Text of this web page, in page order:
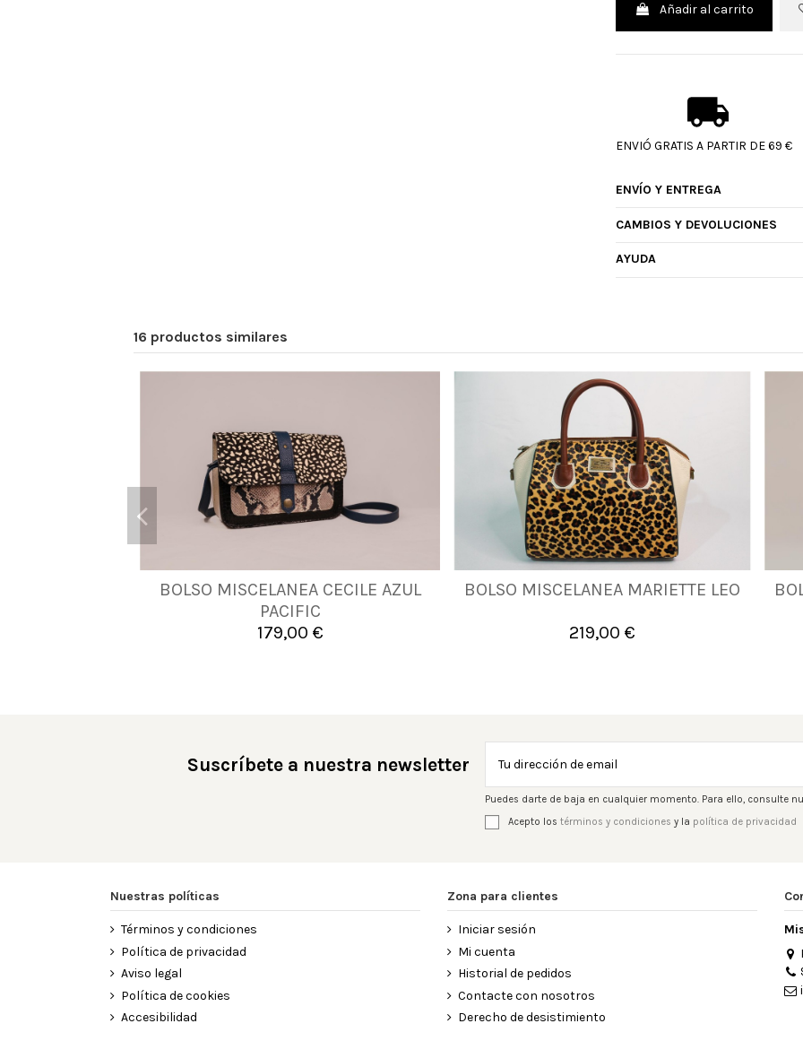
Añadir al carrito
ENVIÓ GRATIS A PARTIR DE 69 €
ENVÍO Y ENTREGA
CAMBIOS Y DEVOLUCIONES
AYUDA
16 productos similares
BOLSO MISCELANEA CECILE AZUL
PACIFIC
179,00 €
UNICA
Añadir al carrito
BOLSO MISCELANEA MARIETTE LEO
219,00 €
UNICA
Añadir al carrito
Suscríbete a nuestra newsletter
Puedes darte de baja en cualquier momento. Para ello, consulte
Acepto los términos y condiciones y la política de privacidad
Nuestras políticas
Términos y condiciones
Política de privacidad
Aviso legal
Política de cookies
Accesibilidad
Zona para clientes
Iniciar sesión
Mi cuenta
Historial de pedidos
Contacte con nosotros
Derecho de desistimiento